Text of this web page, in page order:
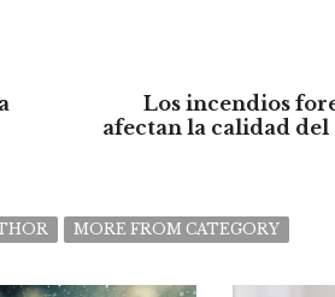
Los incendios
afectan la calidad del
MORE FROM CATEGORY